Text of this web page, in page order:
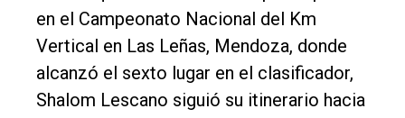
Política
Cultura
Entrevistas
Rural
en el Campeonato Nacional del Km
Vertical en Las Leñas, Mendoza, donde
alcanzó el sexto lugar en el clasificador,
Shalom Lescano siguió su itinerario hacia